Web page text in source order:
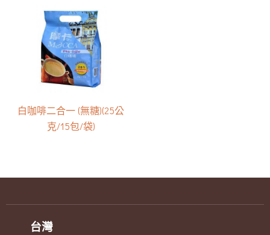
白咖啡二合一 (無糖)(25公
克/15包/袋)
台灣